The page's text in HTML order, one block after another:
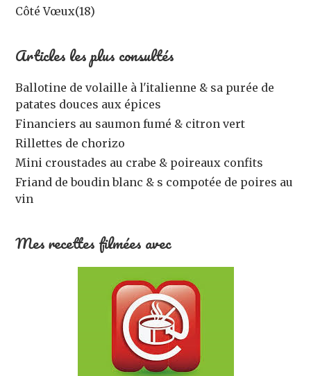
Côté Vœux(18)
Articles les plus consultés
Ballotine de volaille à l'italienne & sa purée de
patates douces aux épices
Financiers au saumon fumé & citron vert
Rillettes de chorizo
Mini croustades au crabe & poireaux confits
Friand de boudin blanc & s compotée de poires au
vin
Mes recettes filmées avec